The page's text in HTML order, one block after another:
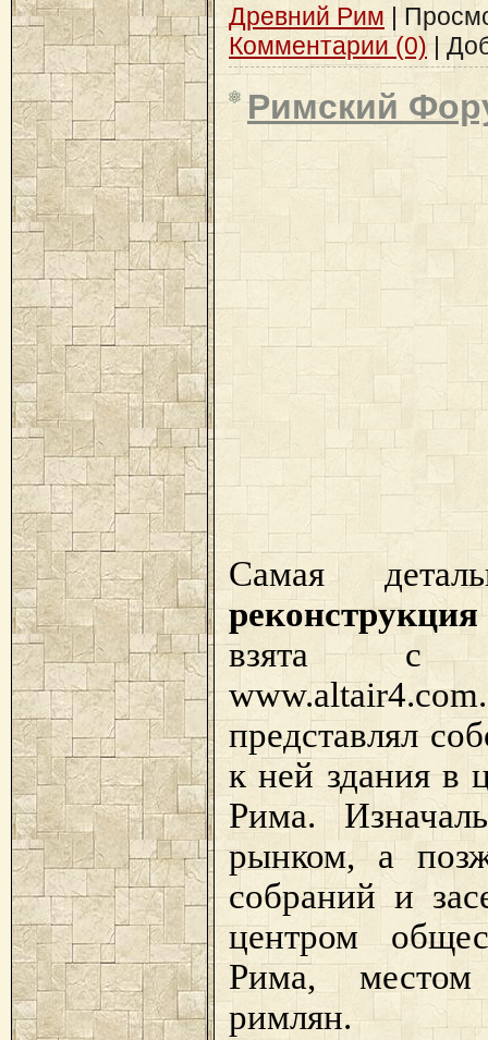
Древний Рим |
Комментарии (0)|
Римский
Самая
реконструкция
взята с
www.altair4.com
представлял
к ней здания в
Рима.
рынком, а
собраний и
центром
Рима, местом
римлян.